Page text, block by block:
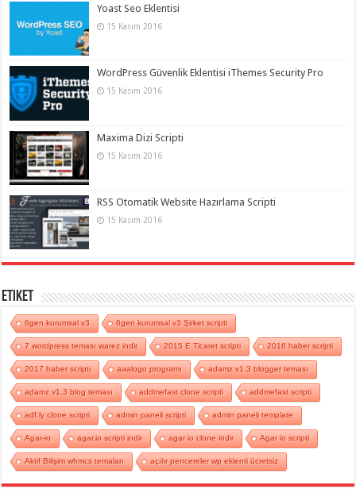
Yoast Seo Eklentisi
15 Kasım 2016
WordPress Güvenlik Eklentisi iThemes Security Pro
15 Kasım 2016
Maxima Dizi Scripti
15 Kasım 2016
RSS Otomatik Website Hazırlama Scripti
15 Kasım 2016
Etiket
6gen kurumsal v3 6gen kurumsal v3 Şirket scripti
7 wordpress teması warez indir 2015 E Ticaret scripti 2016 haber scripti
2017 haber scripti aaalogo programı adamz v1.3 blogger teması
adamz v1.3 blog teması addmefast clone scripti addmefast scripti
adf.ly clone scripti admin paneli scripti admin paneli template
Agar-io agar.io scripti indir agar io clone indir Agar io scripti
Aktif Bilişim whmcs temaları açılır pencereler wp eklenti ücretsiz